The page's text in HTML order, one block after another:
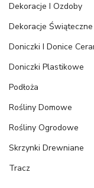
Dekoracje I Ozdoby
Dekoracje Świąteczne
Doniczki I Donice
Doniczki Plastikowe
Podłoża
Rośliny Domowe
Rośliny Ogrodowe
Skrzynki Drewniane
Tracz